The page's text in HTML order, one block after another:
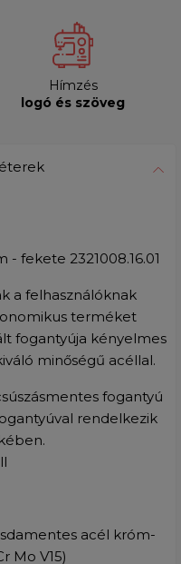
Hímzés
logó és szöveg
- fekete 2321008.16.01
a felhasználóknak
terméket
fogantyúja kényelmes
minőségű acéllal.
fogantyú
rendelkezik
acél króm-
Mo V15)